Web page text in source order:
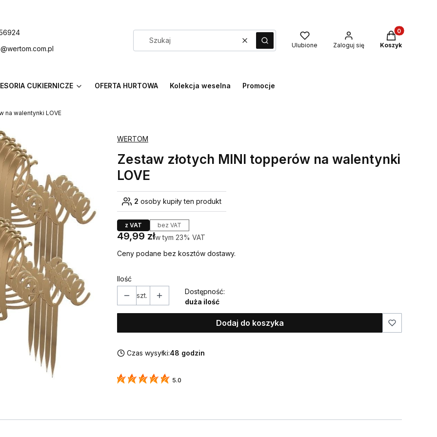
WyczyśćSzukaj Ulubione Zaloguj się
Produkty w
Koszyk
CUKIERNICZE OFERTA HURTOWA Kolekcja weselna Promocje
na walentynki LOVE
WERTOM
Zestaw złotych MINI topperów na walentynki
LOVE
2 osoby kupiły ten produkt
z VAT bez VAT
Cena
49,99 złw tym 23% VAT
w tym 23% VAT
Ceny podane bez kosztów dostawy.
Ilość
szt.
Dostępność:
duża ilość
Dodaj do koszyka
Czas wysyłki:48 godzin
5.0